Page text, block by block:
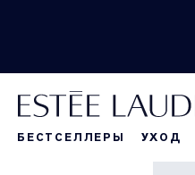
БЕСТСЕЛЛЕРЫ УХОД